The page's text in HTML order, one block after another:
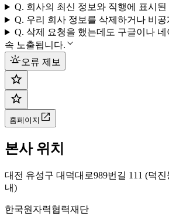
Q. 회사의 최신 정보와 직행에 표시
Q. 우리 회사 정보를 삭제하거나 비
Q. 삭제 요청을 했는데도 구글이나 네
속 노출됩니다.
오류 제보
홈페이지
본사 위치
대전 유성구 대덕대로989번길 111 (덕
내)
한국원자력협력재단